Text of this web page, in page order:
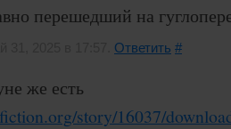
перешедший на
Ответить #
же есть
story/16037/